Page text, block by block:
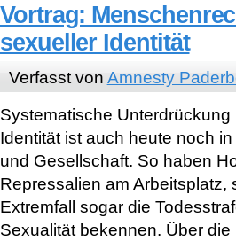
Vortrag:
sexueller Identität
Verfasst von Amnesty
Systematische
Identität ist auch heute noch
und Gesellschaft. So haben
Repressalien am
Extremfall sogar die
Sexualität bekennen. Über